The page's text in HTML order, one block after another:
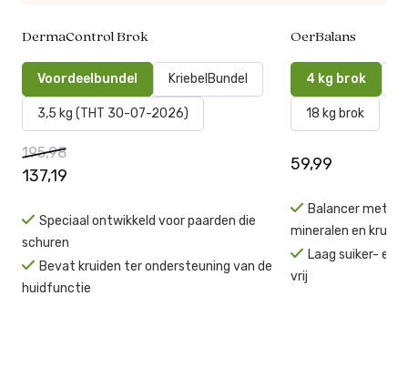
DermaControl Brok
Voordeelbundel KriebelBundel
3,5 kg (THT 30-07-2026)
195,98
137,19
Speciaal ontwikkeld voor paarden die
schuren
Bevat kruiden ter ondersteuning van de
huidfunctie
OerBalans
4 kg brok
18 kg brok
59,99
Balancer met
mineralen en
Laag suiker- en
vrij